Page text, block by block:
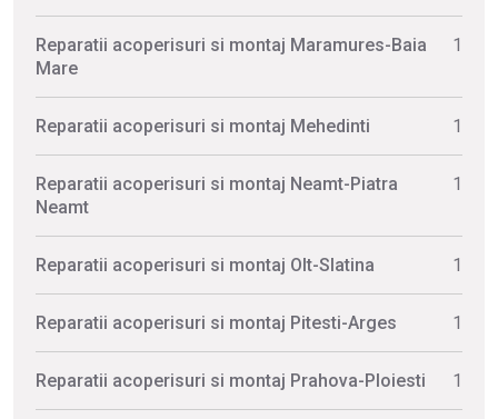
Reparatii acoperisuri si montaj Maramures-Baia
Mare
1
Reparatii acoperisuri si montaj Mehedinti 1
Reparatii acoperisuri si montaj Neamt-Piatra
Neamt
1
Reparatii acoperisuri si montaj Olt-Slatina 1
Reparatii acoperisuri si montaj Pitesti-Arges 1
Reparatii acoperisuri si montaj Prahova-Ploiesti 1